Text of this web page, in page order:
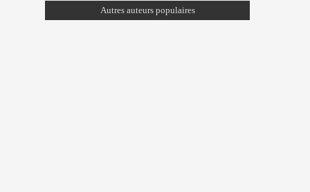
Autres auteurs populaires